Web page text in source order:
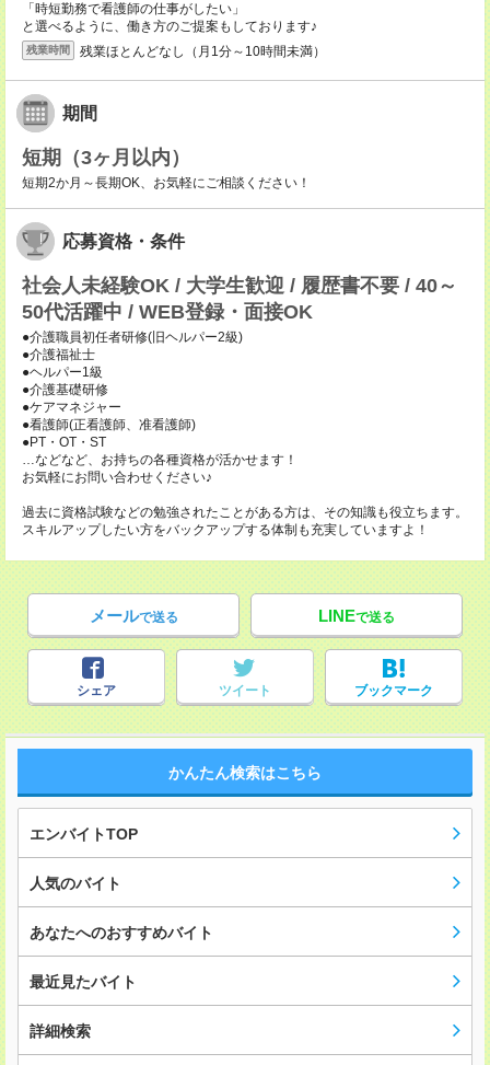
「時短勤務で看護師の仕事がしたい」
と選べるように、働き方のご提案もしております♪
残業時間 残業ほとんどなし（月1分～10時間未満）
期間
短期（3ヶ月以内）
短期2か月～長期OK、お気軽にご相談ください！
応募資格・条件
社会人未経験OK / 大学生歓迎 / 履歴書不要 / 40～
50代活躍中 / WEB登録・面接OK
●介護職員初任者研修(旧ヘルパー2級)
●介護福祉士
●ヘルパー1級
●介護基礎研修
●ケアマネジャー
●看護師(正看護師、准看護師)
●PT・OT・ST
…などなど、お持ちの各種資格が活かせます！
お気軽にお問い合わせください♪
過去に資格試験などの勉強されたことがある方は、その知識も役立ちます。
スキルアップしたい方をバックアップする体制も充実していますよ！
メールで送る LINEで送る
シェア ツイート ブックマーク
かんたん検索はこちら
エンバイトTOP
人気のバイト
あなたへのおすすめバイト
最近見たバイト
詳細検索